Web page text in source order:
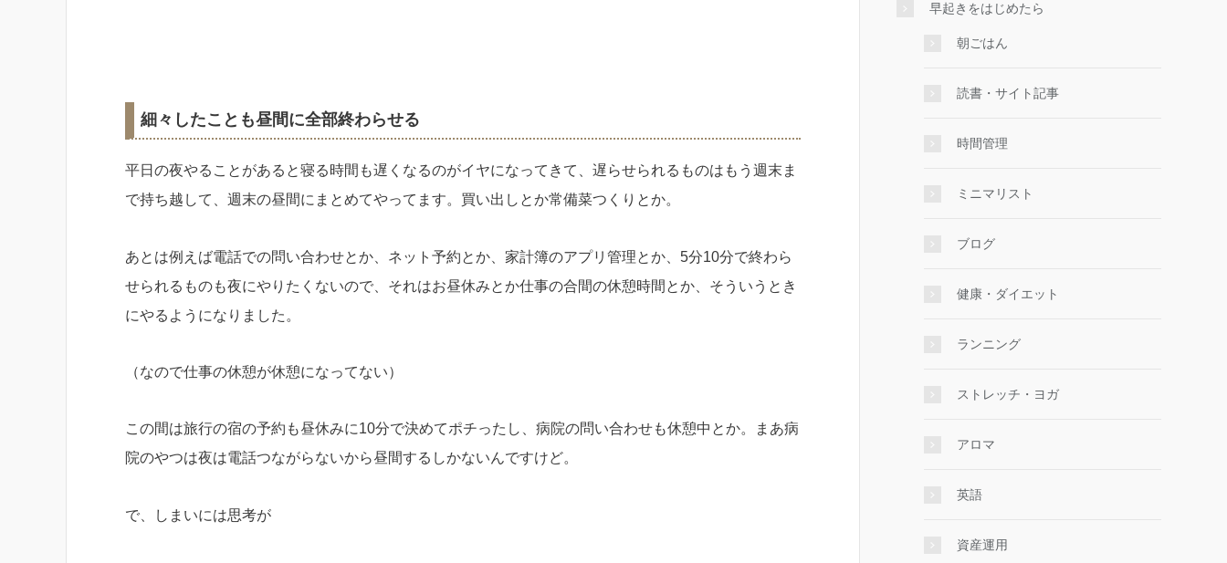
細々したことも昼間に全部終わらせる
平日の夜やることがあると寝る時間も遅くなるのがイヤになってきて、遅らせられるものはもう週末ま
で持ち越して、週末の昼間にまとめてやってます。買い出しとか常備菜つくりとか。
あとは例えば電話での問い合わせとか、ネット予約とか、家計簿のアプリ管理とか、5分10分で終わら
せられるものも夜にやりたくないので、それはお昼休みとか仕事の合間の休憩時間とか、そういうとき
にやるようになりました。
（なので仕事の休憩が休憩になってない）
この間は旅行の宿の予約も昼休みに10分で決めてポチったし、病院の問い合わせも休憩中とか。まあ病
院のやつは夜は電話つながらないから昼間するしかないんですけど。
で、しまいには思考が
早起きをはじめたら
朝ごはん
読書・サイト記事
時間管理
ミニマリスト
ブログ
健康・ダイエット
ランニング
ストレッチ・ヨガ
アロマ
英語
資産運用